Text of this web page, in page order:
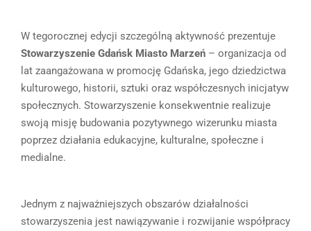
W tegorocznej edycji szczególną aktywność prezentuje
Stowarzyszenie Gdańsk Miasto Marzeń – organizacja od
lat zaangażowana w promocję Gdańska, jego dziedzictwa
kulturowego, historii, sztuki oraz współczesnych inicjatyw
społecznych. Stowarzyszenie konsekwentnie realizuje
swoją misję budowania pozytywnego wizerunku miasta
poprzez działania edukacyjne, kulturalne, społeczne i
medialne.
Jednym z najważniejszych obszarów działalności
stowarzyszenia jest nawiązywanie i rozwijanie współpracy